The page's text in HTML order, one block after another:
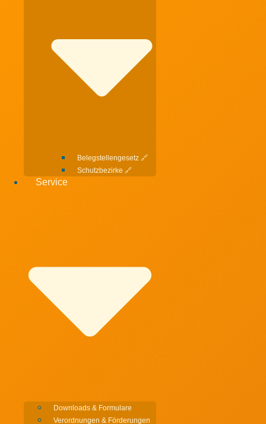
Belegstellengesetz 🔗
Schutzbezirke 🔗
Service
Downloads & Formulare
Verordnungen & Förderungen